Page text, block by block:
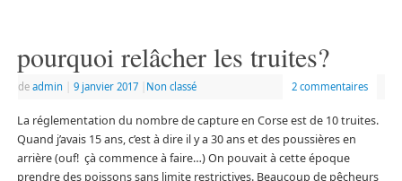
pourquoi relâcher les truites?
de admin 9 janvier 2017 Non classé 2 commentaires
La réglementation du nombre de capture en Corse est de 10 truites.
Quand j’avais 15 ans, c’est à dire il y a 30 ans et des poussières en
arrière (ouf! çà commence à faire…) On pouvait à cette époque
prendre des poissons sans limite restrictives. Beaucoup de pêcheurs